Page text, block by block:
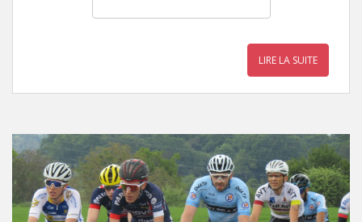
LIRE LA SUITE